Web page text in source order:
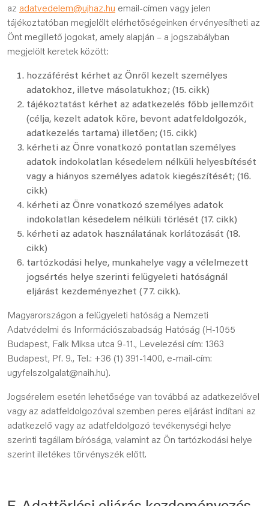
az adatvedelem@ujhaz.hu email-címen vagy jelen
tájékoztatóban megjelölt elérhetőségeinken érvényesítheti az
Önt megillető jogokat, amely alapján – a jogszabályban
megjelölt keretek között:
hozzáférést kérhet az Önről kezelt személyes
adatokhoz, illetve másolatukhoz; (15. cikk)
tájékoztatást kérhet az adatkezelés főbb jellemzőit
(célja, kezelt adatok köre, bevont adatfeldolgozók,
adatkezelés tartama) illetően; (15. cikk)
kérheti az Önre vonatkozó pontatlan személyes
adatok indokolatlan késedelem nélküli helyesbítését
vagy a hiányos személyes adatok kiegészítését; (16.
cikk)
kérheti az Önre vonatkozó személyes adatok
indokolatlan késedelem nélküli törlését (17. cikk)
kérheti az adatok használatának korlátozását (18.
cikk)
tartózkodási helye, munkahelye vagy a vélelmezett
jogsértés helye szerinti felügyeleti hatóságnál
eljárást kezdeményezhet (77. cikk).
Magyarországon a felügyeleti hatóság a Nemzeti
Adatvédelmi és Információszabadság Hatóság (H-1055
Budapest, Falk Miksa utca 9-11., Levelezési cím: 1363
Budapest, Pf. 9., Tel.: +36 (1) 391-1400, e-mail-cím:
ugyfelszolgalat@naih.hu).
Jogsérelem esetén lehetősége van továbbá az adatkezelővel
vagy az adatfeldolgozóval szemben peres eljárást indítani az
adatkezelő vagy az adatfeldolgozó tevékenységi helye
szerinti tagállam bírósága, valamint az Ön tartózkodási helye
szerint illetékes törvényszék előtt.